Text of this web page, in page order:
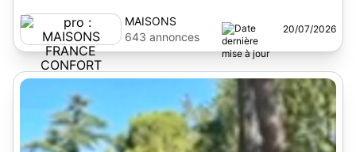
MAISONS
FRANCE
CONFORT
643 annonces
20/07/2026